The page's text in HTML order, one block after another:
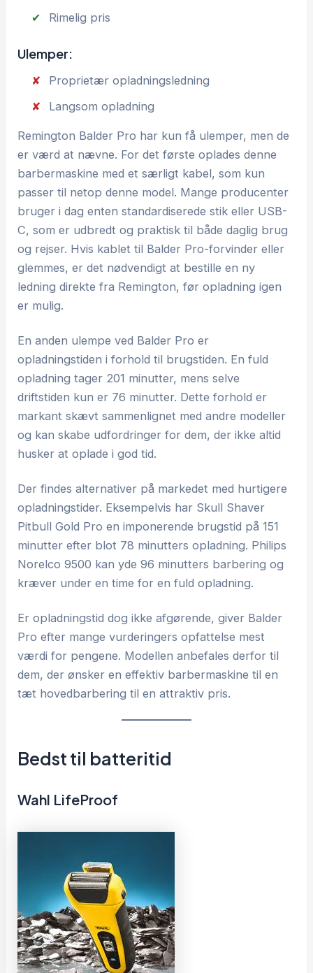
Rimelig pris
Ulemper:
Proprietær opladningsledning
Langsom opladning
Remington Balder Pro har kun få ulemper, men de
er værd at nævne. For det første oplades denne
barbermaskine med et særligt kabel, som kun
passer til netop denne model. Mange producenter
bruger i dag enten standardiserede stik eller USB-
C, som er udbredt og praktisk til både daglig brug
og rejser. Hvis kablet til Balder Pro-forvinder eller
glemmes, er det nødvendigt at bestille en ny
ledning direkte fra Remington, før opladning igen
er mulig.
En anden ulempe ved Balder Pro er
opladningstiden i forhold til brugstiden. En fuld
opladning tager 201 minutter, mens selve
driftstiden kun er 76 minutter. Dette forhold er
markant skævt sammenlignet med andre modeller
og kan skabe udfordringer for dem, der ikke altid
husker at oplade i god tid.
Der findes alternativer på markedet med hurtigere
opladningstider. Eksempelvis har Skull Shaver
Pitbull Gold Pro en imponerende brugstid på 151
minutter efter blot 78 minutters opladning. Philips
Norelco 9500 kan yde 96 minutters barbering og
kræver under en time for en fuld opladning.
Er opladningstid dog ikke afgørende, giver Balder
Pro efter mange vurderingers opfattelse mest
værdi for pengene. Modellen anbefales derfor til
dem, der ønsker en effektiv barbermaskine til en
tæt hovedbarbering til en attraktiv pris.
Bedst til batteritid
Wahl LifeProof